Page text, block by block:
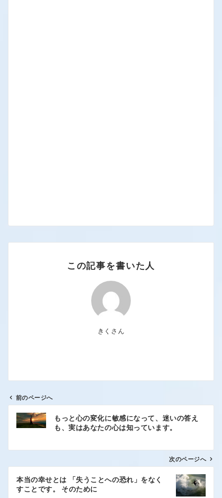
この記事を書いた人
きくさん
前のページへ
もっと心の変化に敏感になって、迷いの答え
も、実はあなたの心は知っています。
次のページへ
本当の幸せとは 「失うことへの恐れ」をなく
すことです。 そのために